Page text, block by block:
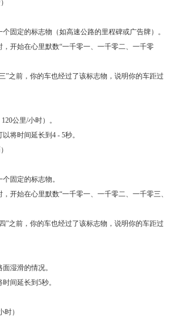
固定的标志物（如高速公路的里程碑或广告牌）。
开始在心里默数“一千零一、一千零二、一千零
”之前，你的车也经过了该标志物，说明你的车距过
公里/小时）。
将时间延长到4 - 5秒。
固定的标志物。
开始在心里默数“一千零一、一千零二、一千零三、
”之前，你的车也经过了该标志物，说明你的车距过
湿滑的情况。
间延长到5秒。
时）